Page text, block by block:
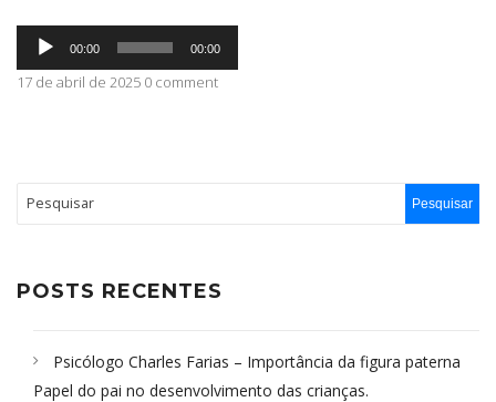
Tocador
áudio
00:00 00:00
17 de abril de 2025 0 comment
POSTS RECENTES
Psicólogo Charles Farias – Importância da figura paterna
Papel do pai no desenvolvimento das crianças.